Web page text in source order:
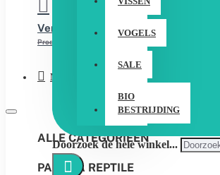
VOGELS
SALE
BIO
BESTRIJDING
Doorzoek de hele winkel...
Vergelijken
Product Vergelijking
Menu
ALLE CATEGORIEËN
PANGEA REPTILE